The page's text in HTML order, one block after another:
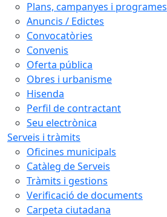
Plans, campanyes i programes
Anuncis / Edictes
Convocatòries
Convenis
Oferta pública
Obres i urbanisme
Hisenda
Perfil de contractant
Seu electrònica
Serveis i tràmits
Oficines municipals
Catàleg de Serveis
Tràmits i gestions
Verificació de documents
Carpeta ciutadana